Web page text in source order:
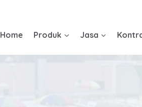
Home Produk Jasa